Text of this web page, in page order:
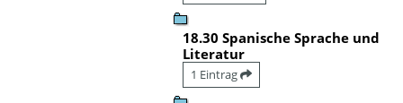
18.30 Spanische Sprache und
Literatur
1 Eintrag